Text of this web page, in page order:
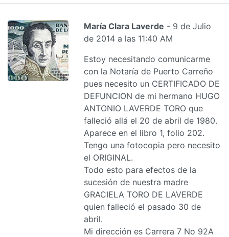
María Clara Laverde - 9 de Julio
de 2014 a las 11:40 AM
Estoy necesitando comunicarme
con la Notaría de Puerto Carreño
pues necesito un CERTIFICADO DE
DEFUNCION de mi hermano HUGO
ANTONIO LAVERDE TORO que
falleció allá el 20 de abril de 1980.
Aparece en el libro 1, folio 202.
Tengo una fotocopia pero necesito
el ORIGINAL.
Todo esto para efectos de la
sucesión de nuestra madre
GRACIELA TORO DE LAVERDE
quien falleció el pasado 30 de
abril.
Mi dirección es Carrera 7 No 92A